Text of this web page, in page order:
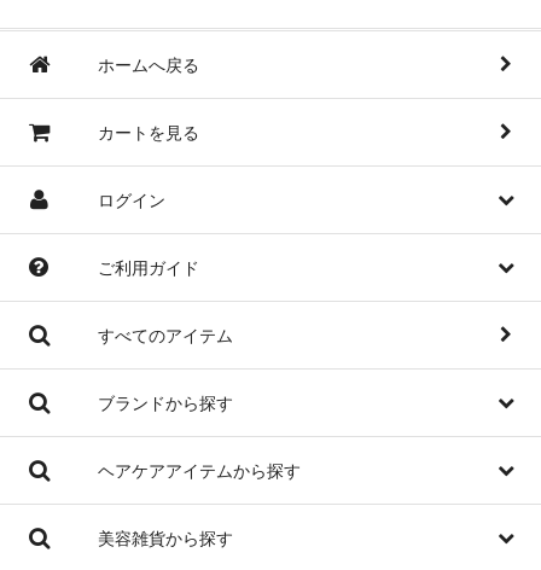
ホームへ戻る
カートを見る
ログイン
ご利用ガイド
すべてのアイテム
ブランドから探す
ヘアケアアイテムから探す
美容雑貨から探す